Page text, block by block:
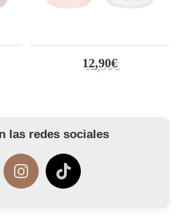
12,90€
las redes sociales